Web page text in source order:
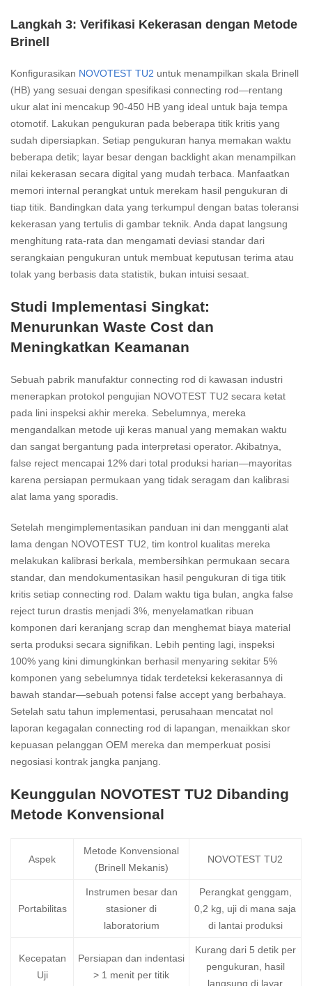
Langkah 3: Verifikasi Kekerasan dengan Metode
Brinell
Konfigurasikan NOVOTEST TU2 untuk menampilkan skala Brinell
(HB) yang sesuai dengan spesifikasi connecting rod—rentang
ukur alat ini mencakup 90-450 HB yang ideal untuk baja tempa
otomotif. Lakukan pengukuran pada beberapa titik kritis yang
sudah dipersiapkan. Setiap pengukuran hanya memakan waktu
beberapa detik; layar besar dengan backlight akan menampilkan
nilai kekerasan secara digital yang mudah terbaca. Manfaatkan
memori internal perangkat untuk merekam hasil pengukuran di
tiap titik. Bandingkan data yang terkumpul dengan batas toleransi
kekerasan yang tertulis di gambar teknik. Anda dapat langsung
menghitung rata-rata dan mengamati deviasi standar dari
serangkaian pengukuran untuk membuat keputusan terima atau
tolak yang berbasis data statistik, bukan intuisi sesaat.
Studi Implementasi Singkat:
Menurunkan Waste Cost dan
Meningkatkan Keamanan
Sebuah pabrik manufaktur connecting rod di kawasan industri
menerapkan protokol pengujian NOVOTEST TU2 secara ketat
pada lini inspeksi akhir mereka. Sebelumnya, mereka
mengandalkan metode uji keras manual yang memakan waktu
dan sangat bergantung pada interpretasi operator. Akibatnya,
false reject mencapai 12% dari total produksi harian—mayoritas
karena persiapan permukaan yang tidak seragam dan kalibrasi
alat lama yang sporadis.
Setelah mengimplementasikan panduan ini dan mengganti alat
lama dengan NOVOTEST TU2, tim kontrol kualitas mereka
melakukan kalibrasi berkala, membersihkan permukaan secara
standar, dan mendokumentasikan hasil pengukuran di tiga titik
kritis setiap connecting rod. Dalam waktu tiga bulan, angka false
reject turun drastis menjadi 3%, menyelamatkan ribuan
komponen dari keranjang scrap dan menghemat biaya material
serta produksi secara signifikan. Lebih penting lagi, inspeksi
100% yang kini dimungkinkan berhasil menyaring sekitar 5%
komponen yang sebelumnya tidak terdeteksi kekerasannya di
bawah standar—sebuah potensi false accept yang berbahaya.
Setelah satu tahun implementasi, perusahaan mencatat nol
laporan kegagalan connecting rod di lapangan, menaikkan skor
kepuasan pelanggan OEM mereka dan memperkuat posisi
negosiasi kontrak jangka panjang.
Keunggulan NOVOTEST TU2 Dibanding
Metode Konvensional
Aspek
Metode Konvensional
(Brinell Mekanis)
NOVOTEST TU2
Portabilitas
Instrumen besar dan
stasioner di
laboratorium
Perangkat genggam,
0,2 kg, uji di mana saja
di lantai produksi
Kecepatan
Uji
Persiapan dan indentasi
> 1 menit per titik
Kurang dari 5 detik per
pengukuran, hasil
langsung di layar